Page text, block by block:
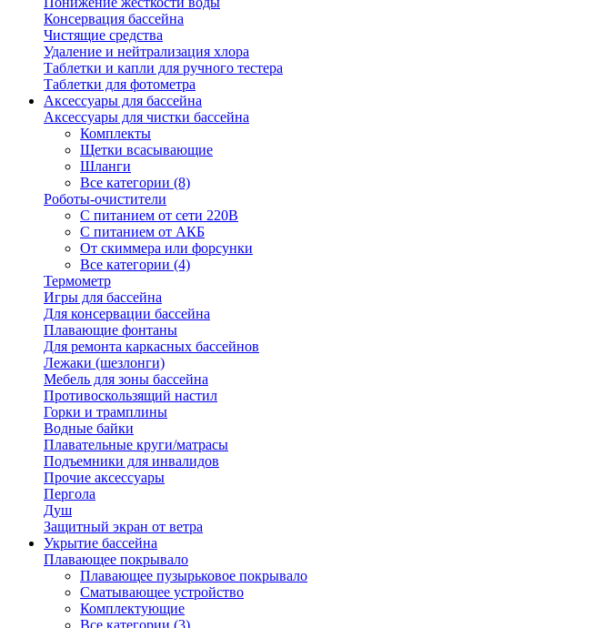
Консервация бассейна
Чистящие средства
Удаление и нейтрализация хлора
Таблетки и капли для ручного тестера
Таблетки для фотометра
Аксессуары для бассейна
Аксессуары для чистки бассейна
Комплекты
Щетки всасывающие
Шланги
Все категории (8)
Роботы-очистители
С питанием от сети 220В
С питанием от АКБ
От скиммера или форсунки
Все категории (4)
Термометр
Игры для бассейна
Для консервации бассейна
Плавающие фонтаны
Для ремонта каркасных бассейнов
Лежаки (шезлонги)
Мебель для зоны бассейна
Противоскользящий настил
Горки и трамплины
Водные байки
Плавательные круги/матрасы
Подъемники для инвалидов
Прочие аксессуары
Пергола
Душ
Защитный экран от ветра
Укрытие бассейна
Плавающее покрывало
Плавающее пузырьковое покрывало
Сматывающее устройство
Комплектующие
Все категории (3)